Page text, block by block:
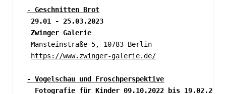
-
Geschnitten Brot
29.01 - 25.03.2023
Zwinger Galerie
Mansteinstraße 5, 10783 Berlin
https://www.zwinger-galerie.de/
- Vogelschau und Froschperspektive
Fotografie für Kinder 09.10.2022 bis 19.02.2023